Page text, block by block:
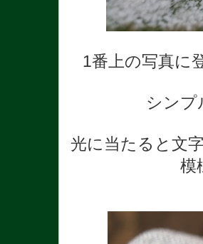
1番上の写真に
シンプ
光に当たると文
模